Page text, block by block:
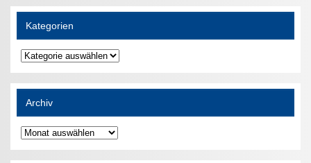
Kategorien
Kategorien
Archiv
Archiv